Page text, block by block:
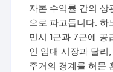
자본 수익률 간의 상
으로 파고듭니다. 하
민시 1군과 7군에 공
인 임대 시장과 달리
주거의 경계를 허문